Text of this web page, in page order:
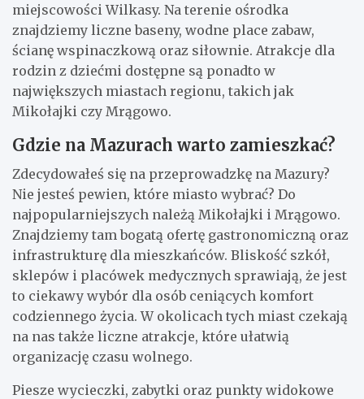
miejscowości Wilkasy. Na terenie ośrodka
znajdziemy liczne baseny, wodne place zabaw,
ścianę wspinaczkową oraz siłownie. Atrakcje dla
rodzin z dziećmi dostępne są ponadto w
największych miastach regionu, takich jak
Mikołajki czy Mrągowo.
Gdzie na Mazurach warto zamieszkać?
Zdecydowałeś się na przeprowadzkę na Mazury?
Nie jesteś pewien, które miasto wybrać? Do
najpopularniejszych należą Mikołajki i Mrągowo.
Znajdziemy tam bogatą ofertę gastronomiczną oraz
infrastrukturę dla mieszkańców. Bliskość szkół,
sklepów i placówek medycznych sprawiają, że jest
to ciekawy wybór dla osób ceniących komfort
codziennego życia. W okolicach tych miast czekają
na nas także liczne atrakcje, które ułatwią
organizację czasu wolnego.
Piesze wycieczki, zabytki oraz punkty widokowe